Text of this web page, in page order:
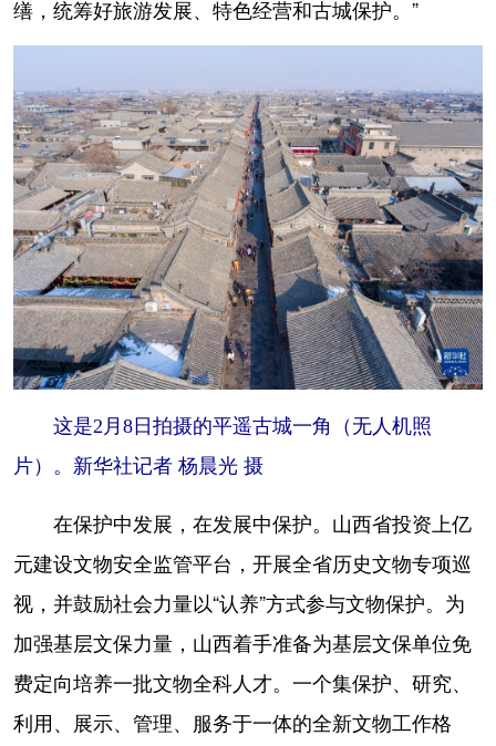
缮，统筹好旅游发展、特色经营和古城保护。”
这是2月8日拍摄的平遥古城一角（无人机照
片）。新华社记者 杨晨光 摄
在保护中发展，在发展中保护。山西省投资上亿
元建设文物安全监管平台，开展全省历史文物专项巡
视，并鼓励社会力量以“认养”方式参与文物保护。为
加强基层文保力量，山西着手准备为基层文保单位免
费定向培养一批文物全科人才。一个集保护、研究、
利用、展示、管理、服务于一体的全新文物工作格